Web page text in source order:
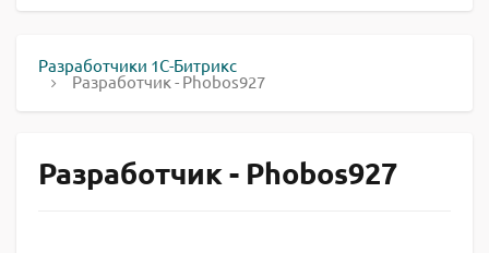
Разработчики 1С-Битрикс
Разработчик - Phobos927
Разработчик - Phobos927